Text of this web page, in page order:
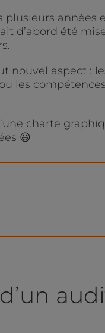
années
d’abord été
nouvel aspect :
les
charte
😃